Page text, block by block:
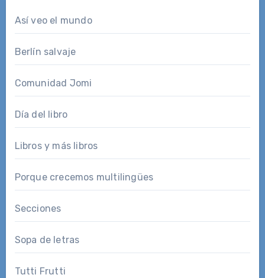
Así veo el mundo
Berlín salvaje
Comunidad Jomi
Día del libro
Libros y más libros
Porque crecemos multilingües
Secciones
Sopa de letras
Tutti Frutti